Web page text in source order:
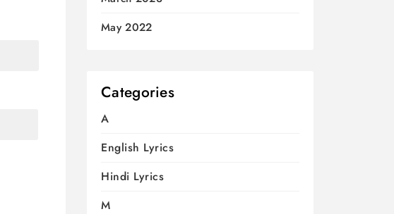
May 2022
Categories
A
English Lyrics
Hindi Lyrics
M